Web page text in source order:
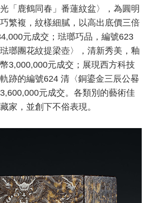
「鹿鶴同春」番蓮紋盆〉，為圓明
繁複，紋樣細膩，以高出底價三倍
元成交；琺瑯巧品，編號623
瑯團花紋提梁壺〉，清新秀美，釉
3,000,000元成交；展現西方科技
跡的編號624 清〈銅鎏金三辰公晷
元成交。各類別的藝術佳
家，並創下不俗表現。